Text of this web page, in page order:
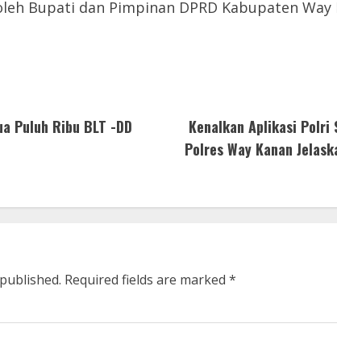
Bupati dan Pimpinan DPRD Kabupaten Way
Puluh Ribu BLT -DD
Kenalkan Aplikasi Polri
Polres Way Kanan
Required fields are marked *